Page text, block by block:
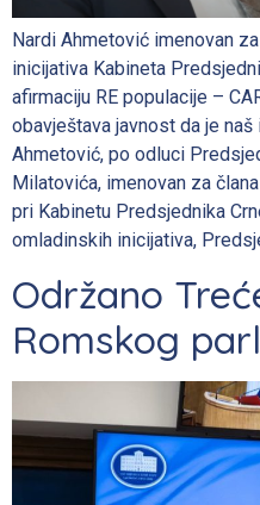
Nardi Ahmetović imenovan
inicijativa Kabineta
afirmaciju RE populacije –
obavještava javnost da je
Ahmetović, po odluci
Milatovića, imenovan za
pri Kabinetu Predsjednika
omladinskih inicijativa,
Održano
Romskog